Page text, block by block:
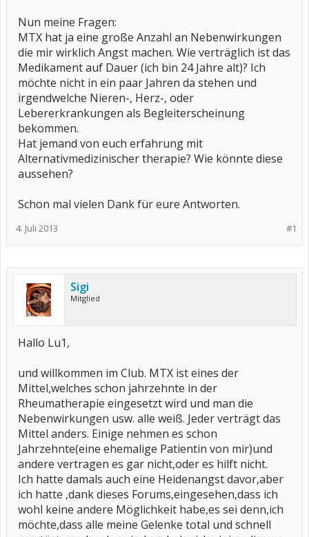
Nun meine Fragen:
MTX hat ja eine große Anzahl an Nebenwirkungen
die mir wirklich Angst machen. Wie verträglich ist das
Medikament auf Dauer (ich bin 24 Jahre alt)? Ich
möchte nicht in ein paar Jahren da stehen und
irgendwelche Nieren-, Herz-, oder
Lebererkrankungen als Begleiterscheinung
bekommen.
Hat jemand von euch erfahrung mit
Alternativmedizinischer therapie? Wie könnte diese
aussehen?
Schon mal vielen Dank für eure Antworten.
#1
4. Juli 2013
Sigi
Mitglied
Hallo Lu1,
und willkommen im Club. MTX ist eines der
Mittel,welches schon jahrzehnte in der
Rheumatherapie eingesetzt wird und man die
Nebenwirkungen usw. alle weiß. Jeder verträgt das
Mittel anders. Einige nehmen es schon
Jahrzehnte(eine ehemalige Patientin von mir)und
andere vertragen es gar nicht,oder es hilft nicht.
Ich hatte damals auch eine Heidenangst davor,aber
ich hatte ,dank dieses Forums,eingesehen,dass ich
wohl keine andere Möglichkeit habe,es sei denn,ich
möchte,dass alle meine Gelenke total und schnell